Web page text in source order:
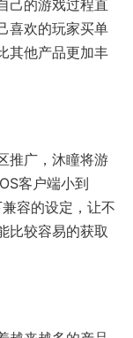
己的游戏过程直
喜欢的玩家买单
其他产品更加丰
推广，沐瞳将游
客户端小到
容的设定，让不
比较容易的获取